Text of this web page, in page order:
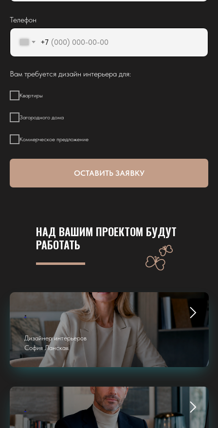
Телефон
+7
Вам требуется дизайн интерьера для:
Квартиры
Загородного дома
Коммерческое предложение
ОСТАВИТЬ ЗАЯВКУ
НАД ВАШИМ ПРОЕКТОМ БУДУТ
РАБОТАТЬ
.
Дизайнер интерьеров
София Ланская
.